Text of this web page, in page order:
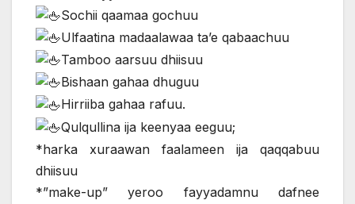
Sochii qaamaa gochuu
Ulfaatina madaalawaa ta’e qabaachuu
Tamboo aarsuu dhiisuu
Bishaan gahaa dhuguu
Hirriiba gahaa rafuu.
Qulqullina ija keenyaa eeguu;
*harka xuraawan faalameen ija qaqqabuu
dhiisuu
*”make-up” yeroo fayyadamnu dafnee